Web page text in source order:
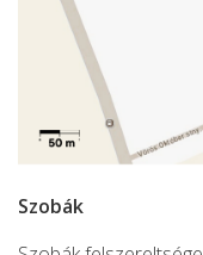
Szobák